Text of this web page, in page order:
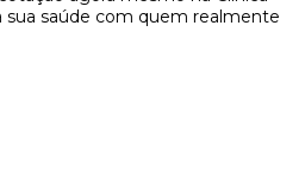
sua saúde com quem realmente